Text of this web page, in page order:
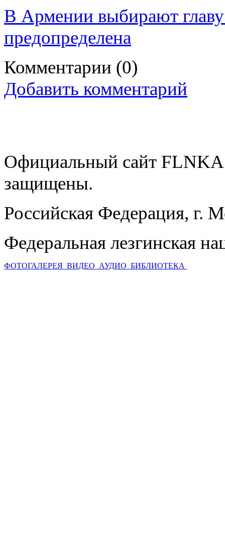
В Армении выбирают
предопределена
Комментарии (0)
Добавить комментарий
Официальный сайт
защищены.
Российская Федерация, г.
Федеральная лезгинская
ФОТОГАЛЕРЕЯ ВИДЕО АУДИО БИБЛИОТЕКА